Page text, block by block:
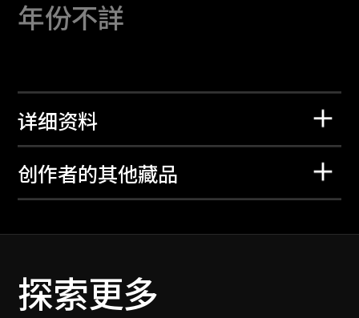
年份不詳
详细资料
创作者的其他藏品
探索更多